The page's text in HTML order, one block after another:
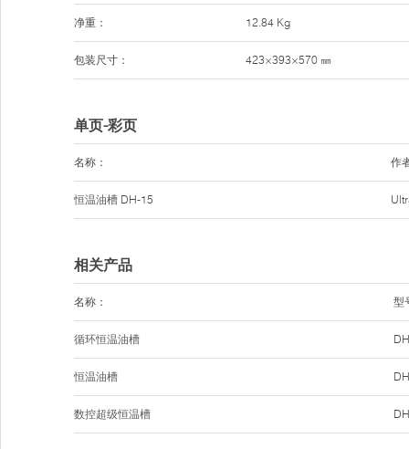
净重： 12.84 Kg
包装尺寸： 423×393×570 ㎜
单页-彩页
名称： 作
恒温油槽 DH-15
相关产品
名称： 型
循环恒温油槽
恒温油槽
数控超级恒温槽